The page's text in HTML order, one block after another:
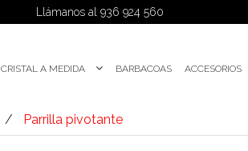
Llámanos al 936 924 560
CRISTAL A MEDIDA BARBACOAS ACCESORIOS
Parrilla pivotante